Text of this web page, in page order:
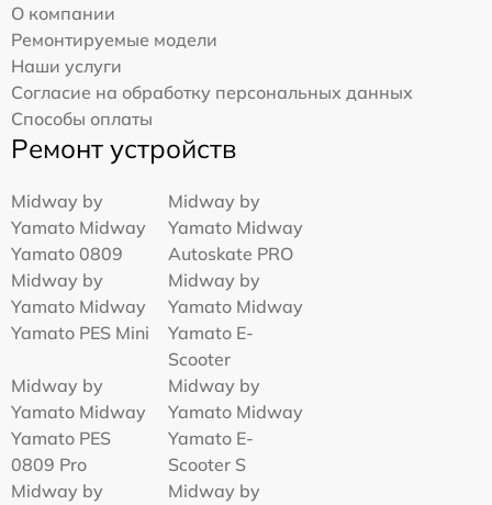
О компании
Ремонтируемые модели
Наши услуги
Согласие на обработку персональных данных
Способы оплаты
Ремонт устройств
Midway by
Yamato Midway
Yamato 0809
Midway by
Yamato Midway
Autoskate PRO
Midway by
Yamato Midway
Yamato PES Mini
Midway by
Yamato Midway
Yamato E-
Scooter
Midway by
Yamato Midway
Yamato PES
0809 Pro
Midway by
Yamato Midway
Yamato E-
Scooter S
Midway by
Midway by